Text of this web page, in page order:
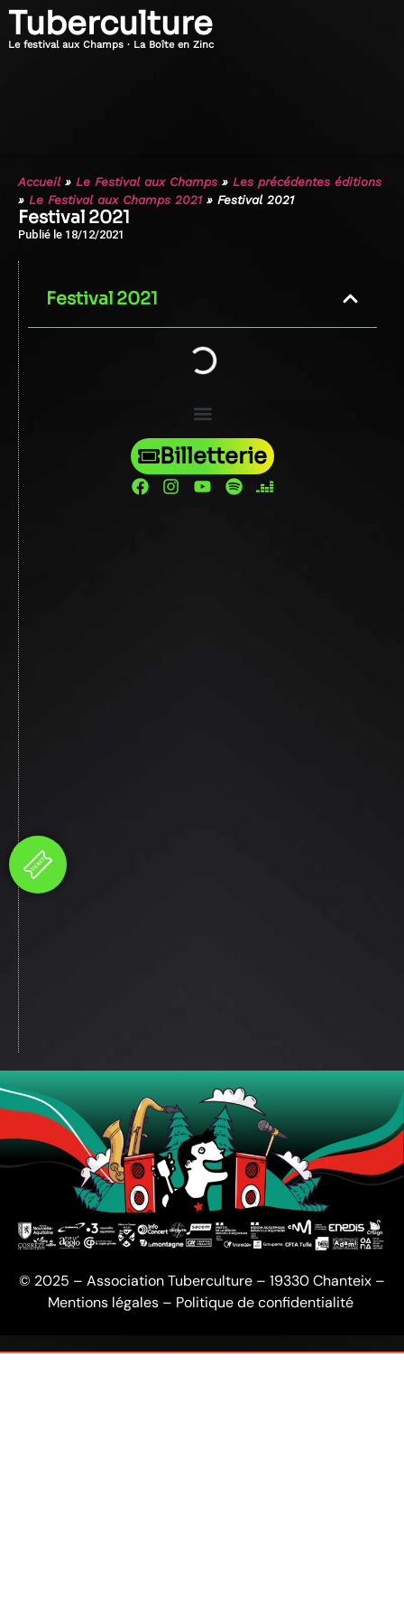
Tuberculture
Le festival aux Champs · La Boîte en Zinc
Accueil» Le Festival aux Champs » Les précédentes éditions
» Le Festival aux Champs 2021» Festival 2021
Festival 2021
Publié le 18/12/2021
Festival 2021
Billetterie
© 2025 – Association Tuberculture – 19330 Chanteix –
Mentions légales– Politique de confidentialité